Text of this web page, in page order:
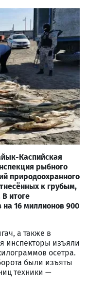
Каспийская
рыбного
природоохранного
к грубым,
итоге
16 миллионов 900
а также в
инспекторы изъяли
осетра.
были изъяты
техники —